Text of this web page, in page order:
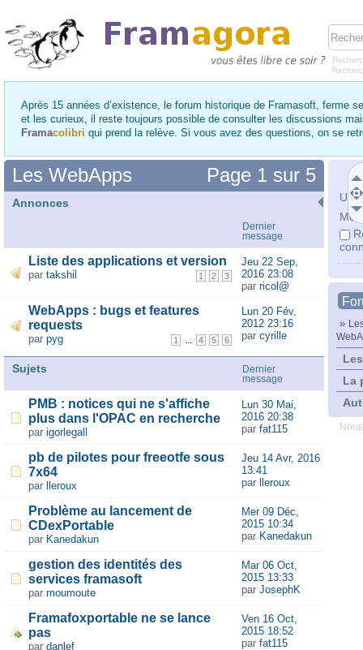
Après 15 années d’existence, le forum historique de Framasoft, ferme
et les curieux, il reste toujours possible de consulter les discussions
Framacolibri qui prend la relève. Si vous avez des questions, on se
Mot
»
La
Page 1 sur 5
Les WebApps
Annonces
Dernier
message
Liste des applications et version
1 2 3
par takshil
Jeu 22 Sep,
2016 23:08
par ricol@
WebApps : bugs et features
requests
1 ... 4 5 6
par pyg
Lun 20 Fév,
2012 23:16
par cyrille
Sujets
Dernier
message
PMB : notices qui ne s'affiche
plus dans l'OPAC en recherche
par igorlegall
Lun 30 Mai,
2016 20:38
par fat115
pb de pilotes pour freeotfe sous
7x64
par lleroux
Jeu 14 Avr, 2016
13:41
par
lleroux
Problème au lancement de
CDexPortable
par Kanedakun
Mer 09 Déc,
2015 10:34
par Kanedakun
gestion des identités des
services framasoft
par moumoute
Mar 06 Oct,
2015 13:33
par JosephK
Framafoxportable ne se lance
pas
par danlef
Ven 16 Oct,
2015 18:52
par fat115